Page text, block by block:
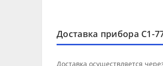
Доставка прибора С1-
Доставка осуществляется